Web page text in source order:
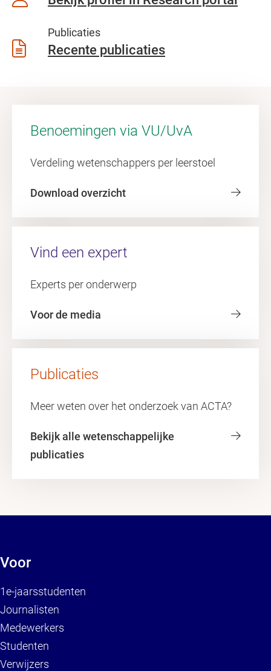
Publicaties
Recente publicaties
Benoemingen via VU/UvA
Verdeling wetenschappers per leerstoel
Download overzicht
Vind een expert
Experts per onderwerp
Voor de media
Publicaties
Meer weten over het onderzoek van ACTA?
Bekijk alle wetenschappelijke
publicaties
Voor
1e-jaarsstudenten
Journalisten
Medewerkers
Studenten
Verwijzers